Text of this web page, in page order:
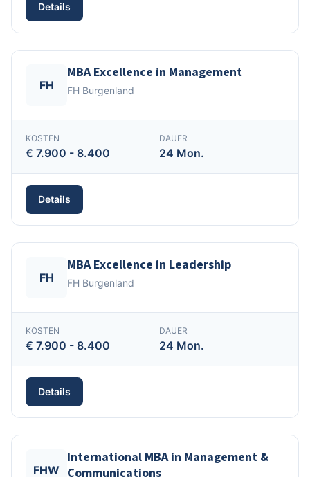
Details
FH
MBA Excellence in Management
FH Burgenland
KOSTEN
€ 7.900 - 8.400
DAUER
24 Mon.
Details
FH
MBA Excellence in Leadership
FH Burgenland
KOSTEN
€ 7.900 - 8.400
DAUER
24 Mon.
Details
FHW
International MBA in Management &
Communications